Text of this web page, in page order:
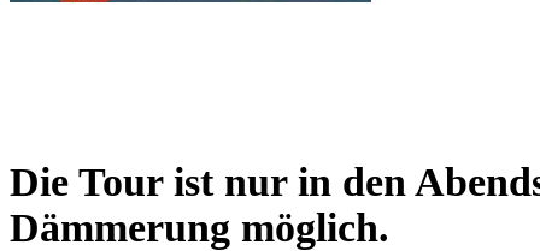
Die Tour ist nur in den
Dämmerung möglich.